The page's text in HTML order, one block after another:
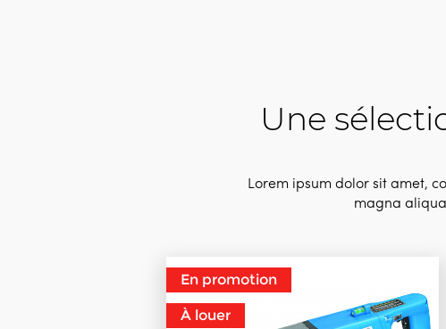
Une
Lorem ipsum dolor sit amet,
magna
En promotion
À louer